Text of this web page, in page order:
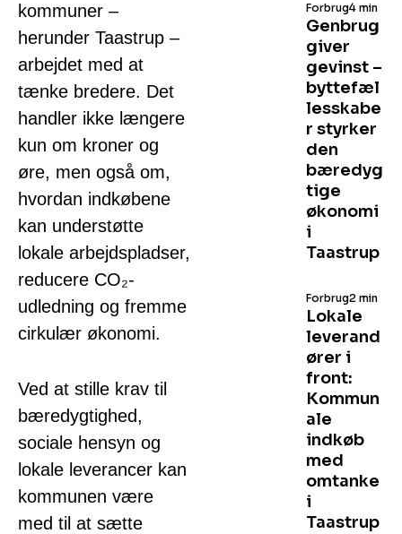
kommuner –
herunder Taastrup –
arbejdet med at
tænke bredere. Det
handler ikke længere
kun om kroner og
øre, men også om,
hvordan indkøbene
kan understøtte
lokale arbejdspladser,
reducere CO₂-
udledning og fremme
cirkulær økonomi.
Ved at stille krav til
bæredygtighed,
sociale hensyn og
lokale leverancer kan
kommunen være
med til at sætte
Genbrug
giver
gevinst –
byttefæl
lesskabe
r styrker
den
bæredyg
tige
økonomi
i
Taastrup
Forbrug4 min
Lokale
leverand
ører i
front:
Kommun
ale
indkøb
med
omtanke
i
Taastrup
Forbrug2 min